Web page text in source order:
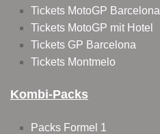
Tickets MotoGP Barcelona
Tickets MotoGP mit Hotel
Tickets GP Barcelona
Tickets Montmelo
Kombi-Packs
Packs Formel 1